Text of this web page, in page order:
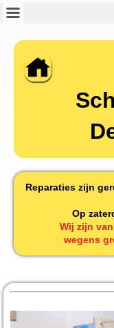
Reparaties zijn
Op
Wij zijn
wegens